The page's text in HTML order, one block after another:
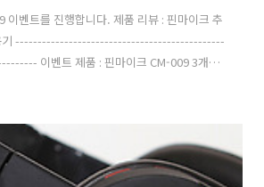
이벤트를 진행합니다. 제품 리뷰 : 핀마이크 추
용기 -----------------------------------------------
이벤트 제품 : 핀마이크 CM-009 3개
긴다. 페이스북 응모 주소 :
cdmanfp/posts/392054277551204
받고 싶은 이유와 이메일 주소를 남긴다. (이